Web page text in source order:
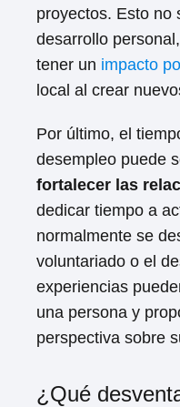
proyectos. Esto no
desarrollo
tener un impacto
local al crear
Por último, el
desempleo puede
fortalecer las
dedicar tiempo a
normalmente se
voluntariado o el
experiencias
una persona y
perspectiva sobre
¿Qué